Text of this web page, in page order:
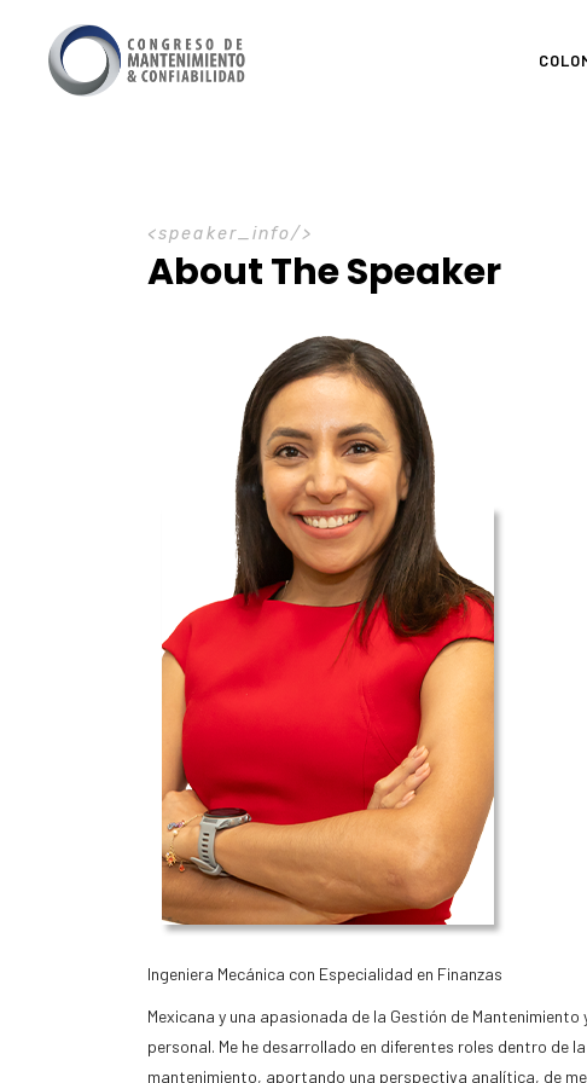
speaker_info
About The Speaker
Ingeniera Mecánica con Especialidad en Finanzas
Mexicana y una apasionada de la Gestión de
personal. Me he desarrollado en diferentes roles dentro
mantenimiento, aportando una perspectiva analítica, de